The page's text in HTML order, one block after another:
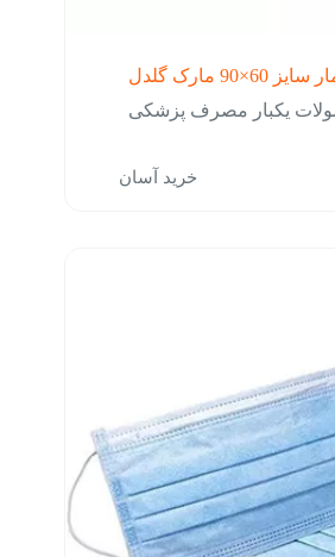
مارک گلدل
یکبار مصرف پزشکی
خرید آسان